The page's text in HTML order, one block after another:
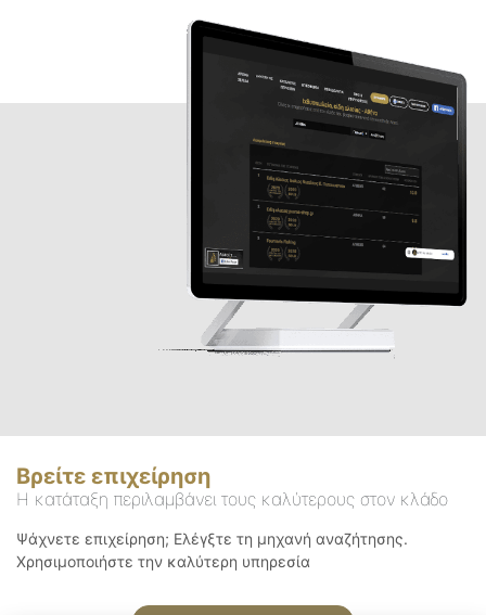
Βρείτε επιχείρηση
Η κατάταξη περιλαμβάνει τους καλύτερους στον κλάδο
Ψάχνετε επιχείρηση; Ελέγξτε τη μηχανή αναζήτησης.
Χρησιμοποιήστε την καλύτερη υπηρεσία